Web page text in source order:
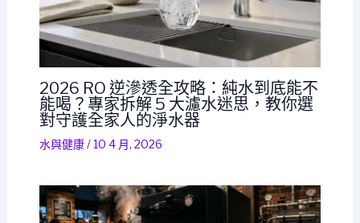
2026 RO 逆滲透全攻略：純水到底能不
能喝？專家拆解 5 大濾水迷思，教你選
對守護全家人的淨水器
水與健康/10 4 月, 2026